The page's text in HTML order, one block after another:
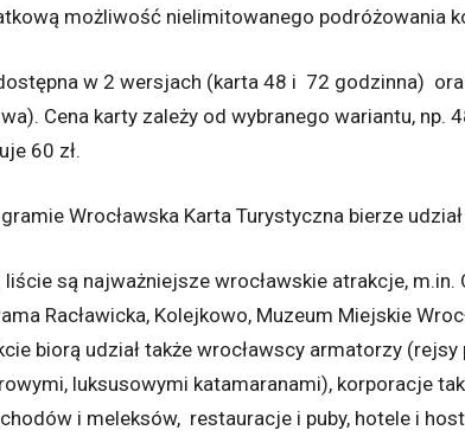
możliwość nielimitowanego podróżowania
w 2 wersjach (karta 48 i 72 godzinna)
Cena karty zależy od wybranego wariantu, np.
60 zł.
Wrocławska Karta Turystyczna bierze udział
liście są najważniejsze wrocławskie atrakcje,
Racławicka, Kolejkowo, Muzeum Miejskie
biorą udział także wrocławscy armatorzy
luksusowymi katamaranami), korporacje
i meleksów, restauracje i puby, hotele i